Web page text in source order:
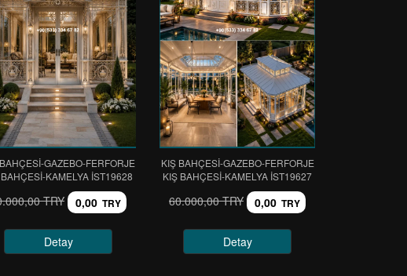
GAZEBO-FERFORJE
KAMELYA IST19628
TRY 0,00 TRY
Detay
KIŞ BAHÇESİ-GAZEBO-FERFORJE
KIŞ BAHÇESİ-KAMELYA IST19627
60.000,00 TRY 0,00 TRY
Detay